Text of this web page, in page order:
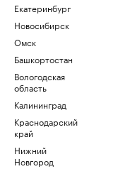
Екатеринбург
Новосибирск
Омск
Башкортостан
Вологодская
область
Калининград
Краснодарский
край
Нижний
Новгород